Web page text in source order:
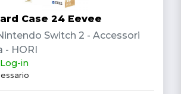
Case 24 Eevee
Switch 2 - Accessori
- HORI
in